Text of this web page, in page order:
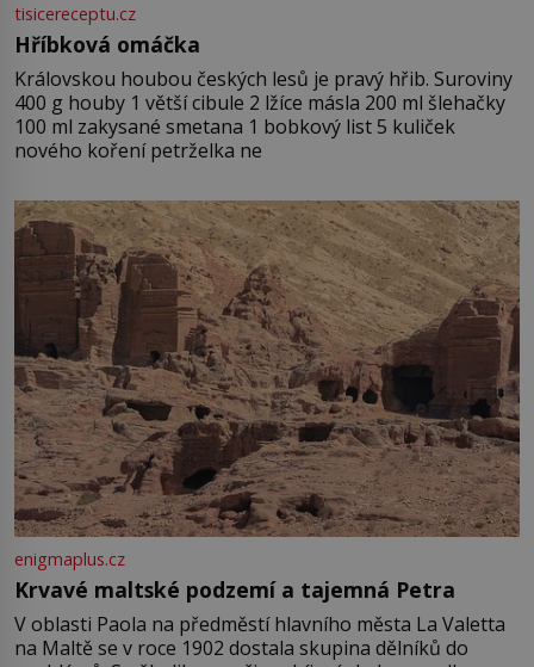
tisicereceptu.cz
Hříbková omáčka
Královskou houbou českých lesů je pravý hřib. Suroviny
400 g houby 1 větší cibule 2 lžíce másla 200 ml šlehačky
100 ml zakysané smetana 1 bobkový list 5 kuliček
nového koření petrželka ne
enigmaplus.cz
Krvavé maltské podzemí a tajemná Petra
V oblasti Paola na předměstí hlavního města La Valetta
na Maltě se v roce 1902 dostala skupina dělníků do